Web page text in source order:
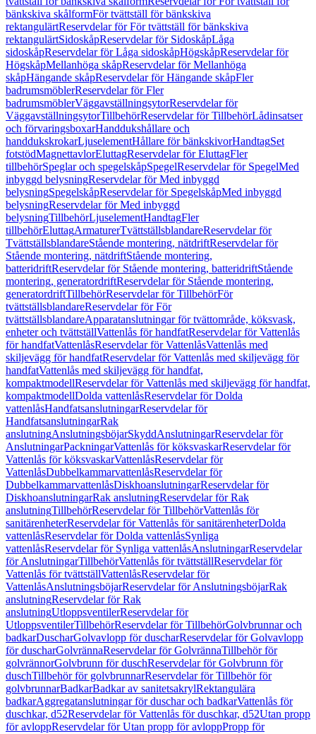
bänkskiva skålformFör tvättställ för bänkskiva
rektangulärtReservdelar för För tvättställ för bänkskiva
rektangulärtSidoskåpReservdelar för SidoskåpLåga
sidoskåpReservdelar för Låga sidoskåpHögskåpReservdelar för
HögskåpMellanhöga skåpReservdelar för Mellanhöga
skåpHängande skåpReservdelar för Hängande skåpFler
badrumsmöblerReservdelar för Fler
badrumsmöblerVäggavställningsytorReservdelar för
VäggavställningsytorTillbehörReservdelar för TillbehörLådinsatser
och förvaringsboxarHanddukshållare och
handdukskrokarLjuselementHållare för bänkskivorHandtagSet
fotstödMagnettavlorEluttagReservdelar för EluttagFler
tillbehörSpeglar och spegelskåpSpegelReservdelar för SpegelMed
inbyggd belysningReservdelar för Med inbyggd
belysningSpegelskåpReservdelar för SpegelskåpMed inbyggd
belysningReservdelar för Med inbyggd
belysningTillbehörLjuselementHandtagFler
tillbehörEluttagArmaturerTvättställsblandareReservdelar för
TvättställsblandareStående montering, nätdriftReservdelar för
Stående montering, nätdriftStående montering,
batteridriftReservdelar för Stående montering, batteridriftStående
montering, generatordriftReservdelar för Stående montering,
generatordriftTillbehörReservdelar för TillbehörFör
tvättställsblandareReservdelar för För
tvättställsblandareApparatanslutningar för tvättområde, köksvask,
enheter och tvättställVattenlås för handfatReservdelar för Vattenlås
för handfatVattenlåsReservdelar för VattenlåsVattenlås med
skiljevägg för handfatReservdelar för Vattenlås med skiljevägg för
handfatVattenlås med skiljevägg för handfat,
kompaktmodellReservdelar för Vattenlås med skiljevägg för handfat,
kompaktmodellDolda vattenlåsReservdelar för Dolda
vattenlåsHandfatsanslutningarReservdelar för
HandfatsanslutningarRak
anslutningAnslutningsböjarSkyddAnslutningarReservdelar för
AnslutningarPackningarVattenlås för köksvaskarReservdelar för
Vattenlås för köksvaskarVattenlåsReservdelar för
VattenlåsDubbelkammarvattenlåsReservdelar för
DubbelkammarvattenlåsDiskhoanslutningarReservdelar för
DiskhoanslutningarRak anslutningReservdelar för Rak
anslutningTillbehörReservdelar för TillbehörVattenlås för
sanitärenheterReservdelar för Vattenlås för sanitärenheterDolda
vattenlåsReservdelar för Dolda vattenlåsSynliga
vattenlåsReservdelar för Synliga vattenlåsAnslutningarReservdelar
för AnslutningarTillbehörVattenlås för tvättställReservdelar för
Vattenlås för tvättställVattenlåsReservdelar för
VattenlåsAnslutningsböjarReservdelar för AnslutningsböjarRak
anslutningReservdelar för Rak
anslutningUtloppsventilerReservdelar för
UtloppsventilerTillbehörReservdelar för TillbehörGolvbrunnar och
badkarDuscharGolvavlopp för duscharReservdelar för Golvavlopp
för duscharGolvrännaReservdelar för GolvrännaTillbehör för
golvrännorGolvbrunn för duschReservdelar för Golvbrunn för
duschTillbehör för golvbrunnarReservdelar för Tillbehör för
golvbrunnarBadkarBadkar av sanitetsakrylRektangulära
badkarAggregatanslutningar för duschar och badkarVattenlås för
duschkar, d52Reservdelar för Vattenlås för duschkar, d52Utan propp
för avloppReservdelar för Utan propp för avloppPropp för